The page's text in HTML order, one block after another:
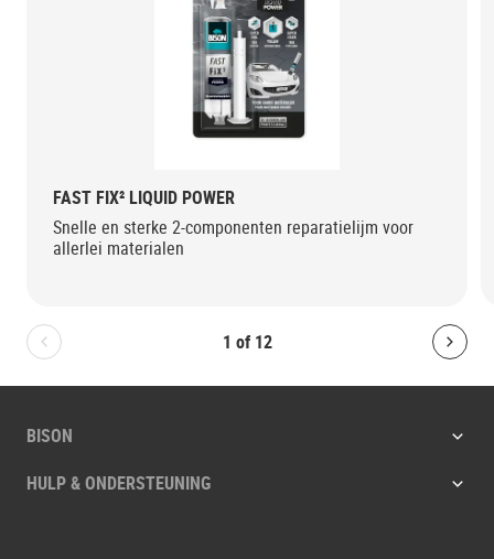
1 of 12
Bolton.General.PreviousSlide
FAST FIX² LIQUID POWER
Snelle en sterke 2-componenten reparatielijm voor
allerlei materialen
BISON
HULP & ONDERSTEUNING